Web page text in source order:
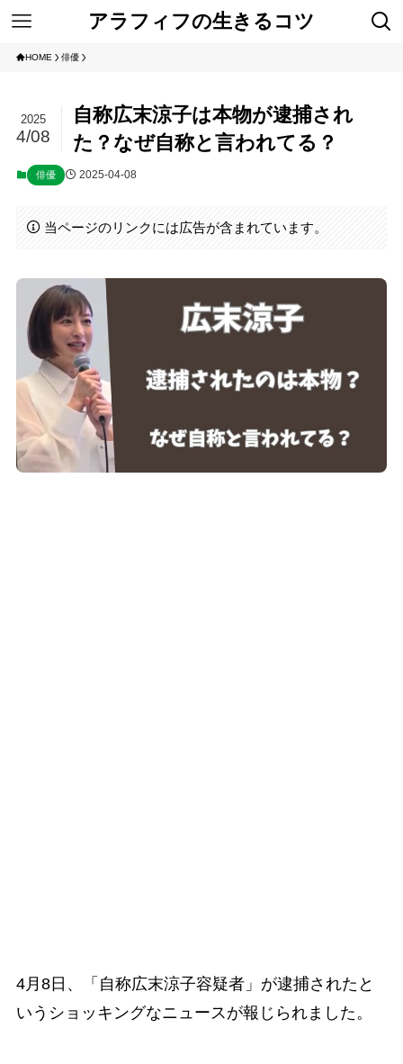
アラフィフの生きるコツ
HOME 俳優
自称広末涼子は本物が逮捕され
た？なぜ自称と言われてる？
2025
4/08
俳優 2025-04-08
当ページのリンクには広告が含まれています。
4月8日、「自称広末涼子容疑者」が逮捕されたと
いうショッキングなニュースが報じられました。